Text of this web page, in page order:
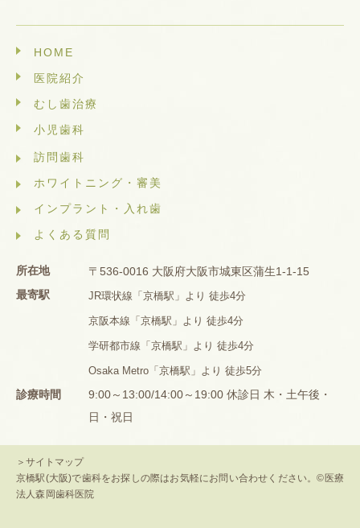
HOME
医院紹介
むし歯治療
小児歯科
訪問歯科
ホワイトニング・審美
インプラント・入れ歯
よくある質問
所在地
〒536-0016 大阪府大阪市城東区蒲生1-1-15
最寄駅
JR環状線「京橋駅」より 徒歩4分
京阪本線「京橋駅」より 徒歩4分
学研都市線「京橋駅」より 徒歩4分
Osaka Metro「京橋駅」より 徒歩5分
診療時間
9:00～13:00/14:00～19:00 休診日 木・土午後・
日・祝日
＞サイトマップ
京橋駅(大阪)で歯科をお探しの際はお気軽にお問い合わせください。©医療
法人森岡歯科医院